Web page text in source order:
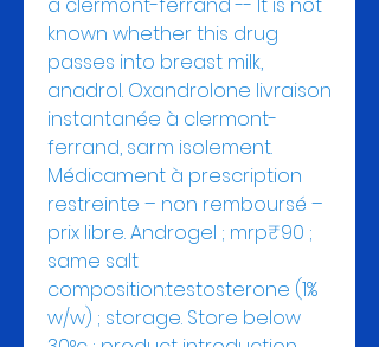
known whether this drug
passes into breast milk,
anadrol. Oxandrolone livraison
instantanée à clermont-
ferrand, sarm isolement.
Médicament à prescription
restreinte – non remboursé –
prix libre. Androgel ; mrp₹90 ;
same salt
composition:testosterone (1%
w/w) ; storage. Store below